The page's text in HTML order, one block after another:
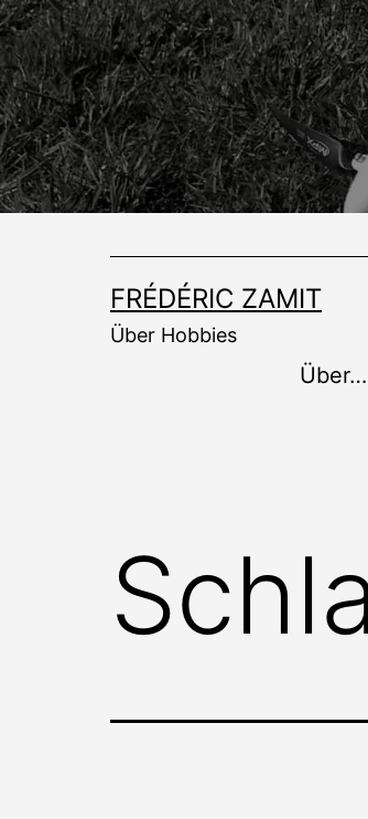
Zum
Inhalt
springen
FRÉDÉRIC ZAMIT
Über Hobbies
Über…